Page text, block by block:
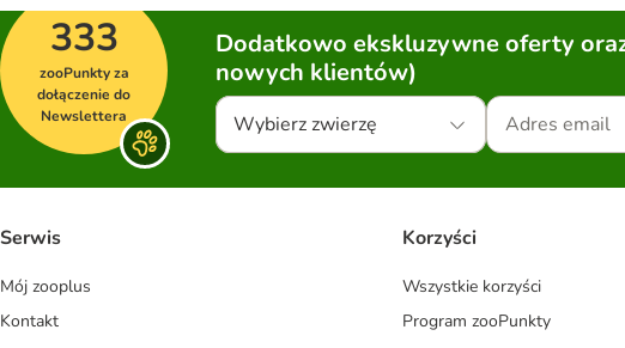
333
zooPunkty za
dołączenie do
Newslettera
Dodatkowo ekskluzywne oferty
nowych klientów)
Wybierz zwierzę
Serwis
Mój zooplus
Kontakt
Korzyści
Wszystkie korzyści
Program zooPunkty